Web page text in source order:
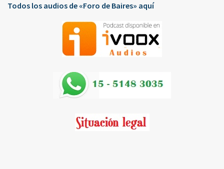
Todos los audios de «Foro de Baires» aquí